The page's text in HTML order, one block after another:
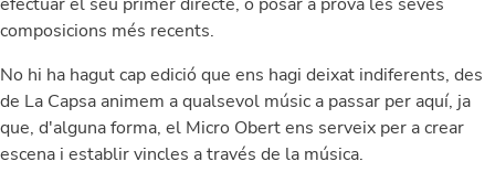
composicions més recents.
No hi ha hagut cap edició que ens hagi deixat indiferents, des
de La Capsa animem a qualsevol músic a passar per aquí, ja
que, d'alguna forma, el Micro Obert ens serveix per a crear
escena i establir vincles a través de la música.